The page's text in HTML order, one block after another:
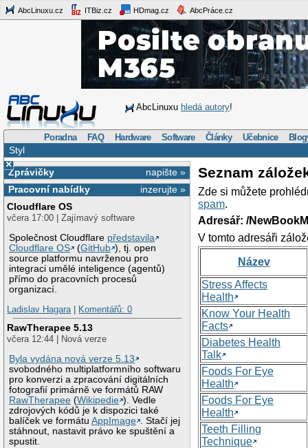
AbcLinuxu.cz ITBiz.cz HDmag.cz AbcPráce.cz
AbcLinuxu hledá autory!
Poradna FAQ Hardware Software Články Učebnice
Styl
×
napište »
Zprávičky
inzerujte »
Pracovní nabídky
Cloudflare OS
včera 17:00 | Zajímavý software
Společnost Cloudflare představila
Cloudflare OS
(GitHub ), tj. open
source platformu navrženou pro
integraci umělé inteligence (agentů)
přímo do pracovních procesů
organizací.
Ladislav Hagara| Komentářů: 0
RawTherapee 5.13
včera 12:44 | Nová verze
Byla vydána nová verze 5.13
svobodného multiplatformního softwaru
pro konverzi a zpracování digitálních
fotografií primárně ve formátů RAW
RawTherapee (Wikipedie ). Vedle
zdrojových kódů je k dispozici také
balíček ve formátuAppImage
. Stačí jej
stáhnout, nastavit právo ke spuštění a
spustit.
Seznam
Zde si můžete
spam.
Adresář: /
V tomto adresáři
Název
Stress Affects
Health
Know Your Health
Facts
Diabetes Health
Talk
Foods For Eye
Health
Foods For Eye
Health
Teeth Filling
Technique